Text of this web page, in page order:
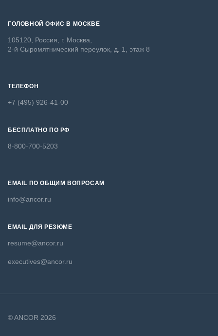
ГОЛОВНОЙ ОФИС В МОСКВЕ
105120, Россия, г. Москва,
2-й Сыромятнический переулок, д. 1, этаж 8
ТЕЛЕФОН
+7 (495) 926-41-00
БЕСПЛАТНО ПО РФ
8-800-700-5203
EMAIL ПО ОБЩИМ ВОПРОСАМ
info@ancor.ru
EMAIL ДЛЯ РЕЗЮМЕ
resume@ancor.ru
executives@ancor.ru
© ANCOR 2026